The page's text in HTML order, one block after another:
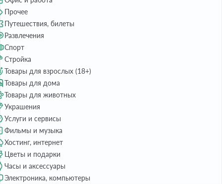
Прочее
Путешествия, билеты
Развлечения
Спорт
Стройка
Товары для взрослых (18+)
Товары для дома
Товары для животных
Украшения
Услуги и сервисы
Фильмы и музыка
Хостинг, интернет
Цветы и подарки
Часы и аксессуары
Электроника, компьютеры